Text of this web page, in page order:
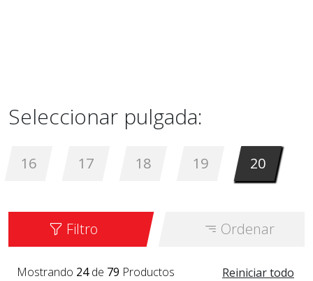
Seleccionar pulgada:
16 17 18 19 20
Filtro Ordenar
Reiniciar todo
Mostrando 24de 79 Productos